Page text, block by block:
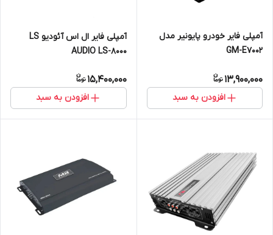
آمپلی فایر خودرو پایونیر مدل
GM-E7002
13,900,000
افزودن به سبد
آمپلی فایر ال اس آئودیو LS
AUDIO LS-8000
15,400,000
افزودن به سبد